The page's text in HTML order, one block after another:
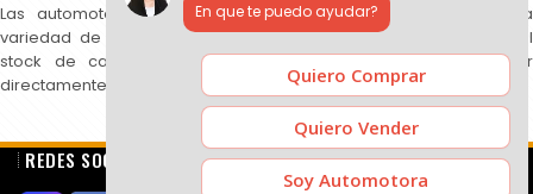
Las automotoras publicadas en FullMotor ofrecen una amplia
variedad de autos usados, SUV y camionetas. Puedes revisar el
stock de cada concesionario, comparar precios y contactar
directamente para más información.
REDES SOCIALES
En que te puedo ayudar?
Quiero Comprar
Quiero Vender
Soy Automotora